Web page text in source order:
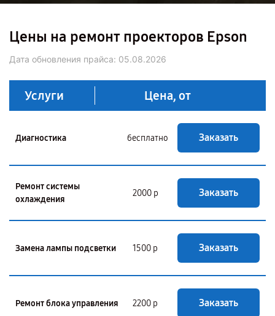
Цены на ремонт проекторов Epson
Дата обновления прайса: 05.08.2026
Услуги Цена, от
Диагностика бесплатно Заказать
Ремонт системы
охлаждения
2000 р Заказать
Замена лампы подсветки 1500 р Заказать
Ремонт блока управления 2200 р Заказать